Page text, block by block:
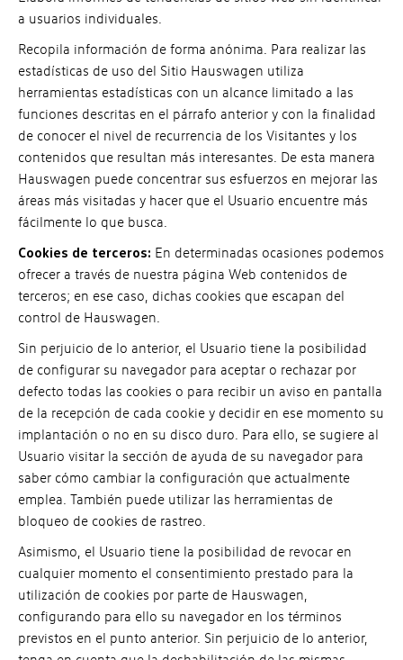
a usuarios individuales.
Recopila información de forma anónima. Para realizar las
estadísticas de uso del Sitio Hauswagen utiliza
herramientas estadísticas con un alcance limitado a las
funciones descritas en el párrafo anterior y con la finalidad
de conocer el nivel de recurrencia de los Visitantes y los
contenidos que resultan más interesantes. De esta manera
Hauswagen puede concentrar sus esfuerzos en mejorar las
áreas más visitadas y hacer que el Usuario encuentre más
fácilmente lo que busca.
Cookies de terceros: En determinadas ocasiones podemos
ofrecer a través de nuestra página Web contenidos de
terceros; en ese caso, dichas cookies que escapan del
control de Hauswagen.
Sin perjuicio de lo anterior, el Usuario tiene la posibilidad
de configurar su navegador para aceptar o rechazar por
defecto todas las cookies o para recibir un aviso en pantalla
de la recepción de cada cookie y decidir en ese momento su
implantación o no en su disco duro. Para ello, se sugiere al
Usuario visitar la sección de ayuda de su navegador para
saber cómo cambiar la configuración que actualmente
emplea. También puede utilizar las herramientas de
bloqueo de cookies de rastreo.
Asimismo, el Usuario tiene la posibilidad de revocar en
cualquier momento el consentimiento prestado para la
utilización de cookies por parte de Hauswagen,
configurando para ello su navegador en los términos
previstos en el punto anterior. Sin perjuicio de lo anterior,